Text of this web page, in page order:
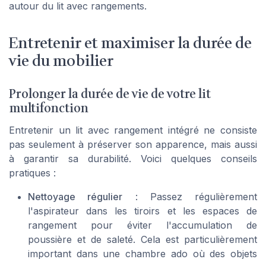
autour du lit avec rangements.
Entretenir et maximiser la durée de
vie du mobilier
Prolonger la durée de vie de votre lit
multifonction
Entretenir un lit avec rangement intégré ne consiste
pas seulement à préserver son apparence, mais aussi
à garantir sa durabilité. Voici quelques conseils
pratiques :
Nettoyage régulier : Passez régulièrement
l'aspirateur dans les tiroirs et les espaces de
rangement pour éviter l'accumulation de
poussière et de saleté. Cela est particulièrement
important dans une chambre ado où des objets